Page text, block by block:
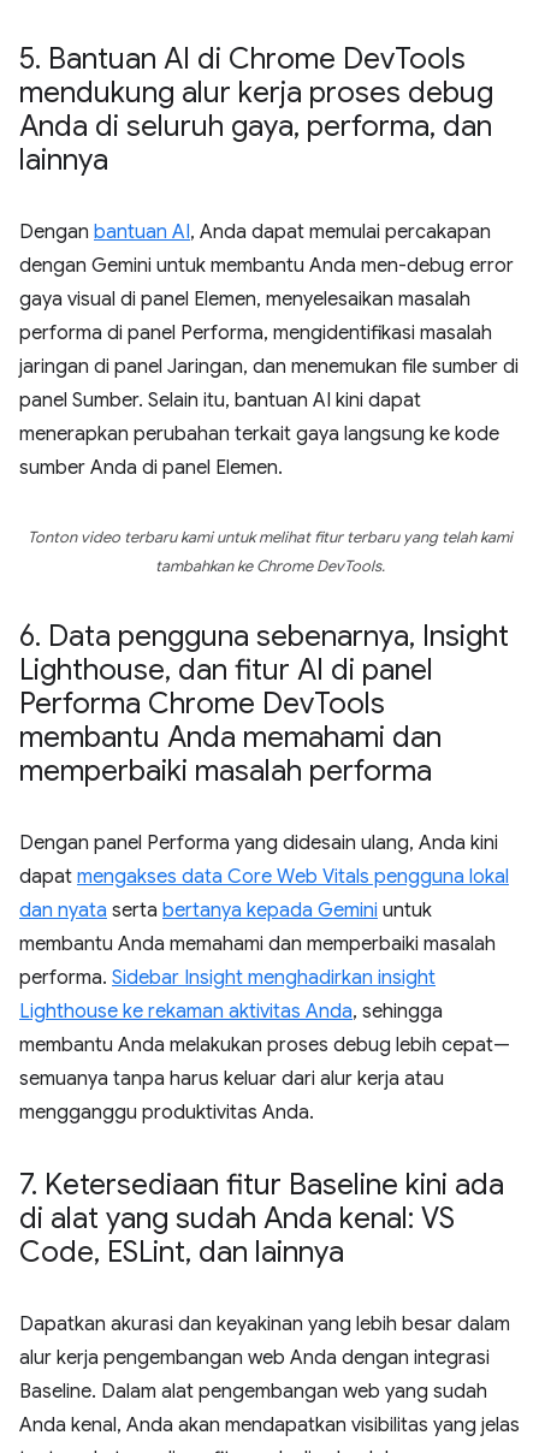
5. Bantuan AI di Chrome DevTools
mendukung alur kerja proses debug
Anda di seluruh gaya, performa, dan
lainnya
Dengan bantuan AI, Anda dapat memulai percakapan
dengan Gemini untuk membantu Anda men-debug error
gaya visual di panel Elemen, menyelesaikan masalah
performa di panel Performa, mengidentifikasi masalah
jaringan di panel Jaringan, dan menemukan file sumber di
panel Sumber. Selain itu, bantuan AI kini dapat
menerapkan perubahan terkait gaya langsung ke kode
sumber Anda di panel Elemen.
Tonton video terbaru kami untuk melihat fitur terbaru yang telah kami
tambahkan ke Chrome DevTools.
6. Data pengguna sebenarnya, Insight
Lighthouse, dan fitur AI di panel
Performa Chrome DevTools
membantu Anda memahami dan
memperbaiki masalah performa
Dengan panel Performa yang didesain ulang, Anda kini
dapat mengakses data Core Web Vitals pengguna lokal
dan nyata serta bertanya kepada Gemini untuk
membantu Anda memahami dan memperbaiki masalah
performa. Sidebar Insight menghadirkan insight
Lighthouse ke rekaman aktivitas Anda, sehingga
membantu Anda melakukan proses debug lebih cepat—
semuanya tanpa harus keluar dari alur kerja atau
mengganggu produktivitas Anda.
7. Ketersediaan fitur Baseline kini ada
di alat yang sudah Anda kenal: VS
Code, ESLint, dan lainnya
Dapatkan akurasi dan keyakinan yang lebih besar dalam
alur kerja pengembangan web Anda dengan integrasi
Baseline. Dalam alat pengembangan web yang sudah
Anda kenal, Anda akan mendapatkan visibilitas yang jelas